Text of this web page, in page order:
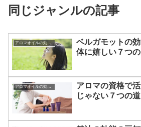
同じジャンルの記事
アロマオイルの効能と使い方
ベルガモットの
体に嬉しい７つ
アロマオイルの効能と使い方
アロマの資格で
じゃない７つの道